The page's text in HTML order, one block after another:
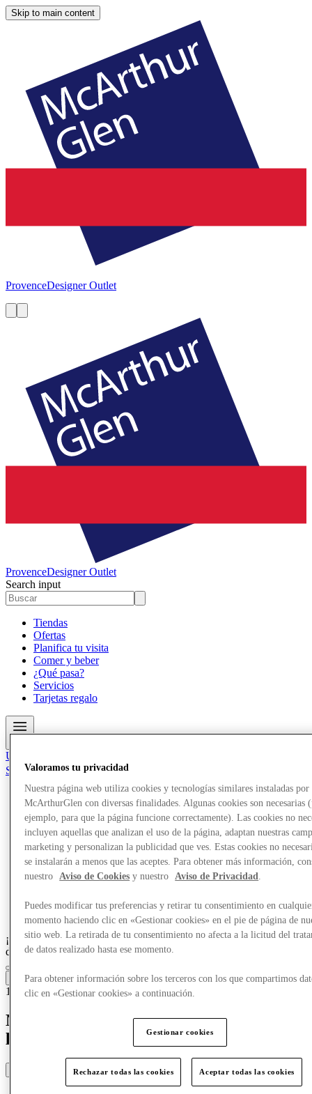
Skip to main content
ProvenceDesigner Outlet
ProvenceDesigner Outlet
Search input
Tiendas
Ofertas
Planifica tu visita
Comer y beber
¿Qué pasa?
Servicios
Tarjetas regalo
Únete al Club
Salvado
Tiendas
Ofertas
Planifica tu visita
Comer y beber
¿Qué pasa?
Servicios
Tarjetas regalo
¡Crazy Days, acceso anticipado el 25 de marzo para los miembros
del Club!Únete ahora
12/06/26
Novedades Calvin Klein : verano sin
límites
Valoramos tu privacidad
Nuestra página web utiliza cookies y tecnologías similares instaladas por
McArthurGlen con diversas finalidades. Algunas cookies son necesarias
ejemplo, para que la página funcione correctamente). Las cookies no
incluyen aquellas que analizan el uso de la página, adaptan nuestras
marketing y personalizan la publicidad que ves. Estas cookies no
se instalarán a menos que las aceptes. Para obtener más información,
nuestro
Aviso de Cookies y nuestro Aviso de Privacidad
Puedes modificar tus preferencias y retirar tu consentimiento en
momento haciendo clic en «Gestionar cookies» en el pie de página de
sitio web. La retirada de tu consentimiento no afecta a la licitud del
de datos realizado hasta ese momento.
Para obtener información sobre los terceros con los que compartimos
clic en «Gestionar cookies» a continuación.
Gestionar cookies
Rechazar todas las cookies Aceptar todas las cookies